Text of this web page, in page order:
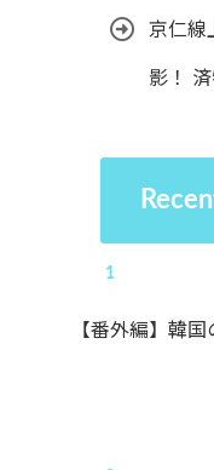
京仁線
影！
【番外編】韓